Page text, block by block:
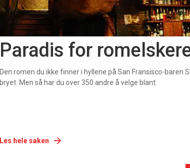
Paradis for
Den romen du ikke finner i hyllene på San Fransisco-baren
bryet. Men så har du over 350 andre å velge blant.
Les hele saken